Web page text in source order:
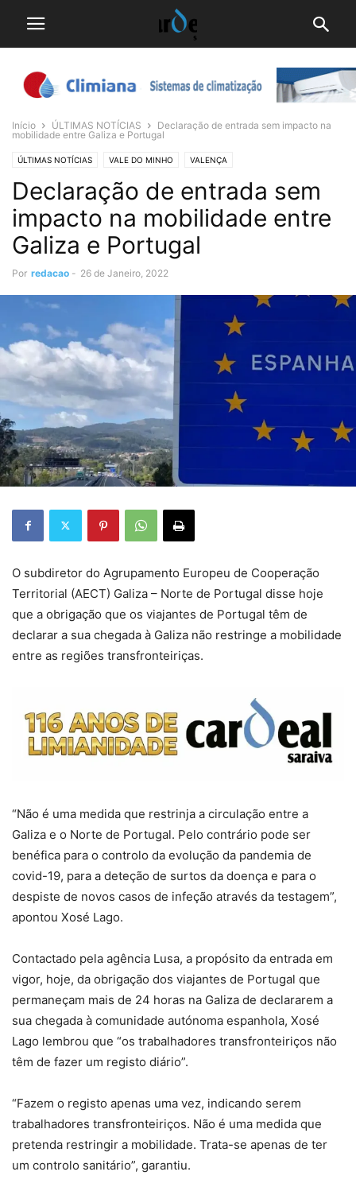
Início ÚLTIMAS NOTÍCIAS
Declaração de entrada sem impacto na
mobilidade entre Galiza e Portugal
ÚLTIMAS NOTÍCIAS VALE DO MINHO VALENÇA
Declaração de entrada sem
impacto na mobilidade entre
Galiza e Portugal
Por redacao - 26 de Janeiro, 2022
O subdiretor do Agrupamento Europeu de Cooperação
Territorial (AECT) Galiza – Norte de Portugal disse hoje
que a obrigação que os viajantes de Portugal têm de
declarar a sua chegada à Galiza não restringe a mobilidade
entre as regiões transfronteiriças.
“Não é uma medida que restrinja a circulação entre a
Galiza e o Norte de Portugal. Pelo contrário pode ser
benéfica para o controlo da evolução da pandemia de
covid-19, para a deteção de surtos da doença e para o
despiste de novos casos de infeção através da testagem”,
apontou Xosé Lago.
Contactado pela agência Lusa, a propósito da entrada em
vigor, hoje, da obrigação dos viajantes de Portugal que
permaneçam mais de 24 horas na Galiza de declararem a
sua chegada à comunidade autónoma espanhola, Xosé
Lago lembrou que “os trabalhadores transfronteiriços não
têm de fazer um registo diário”.
“Fazem o registo apenas uma vez, indicando serem
trabalhadores transfronteiriços. Não é uma medida que
pretenda restringir a mobilidade. Trata-se apenas de ter
um controlo sanitário”, garantiu.